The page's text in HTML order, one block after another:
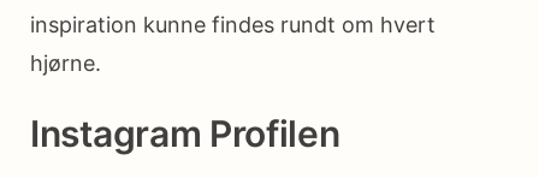
inspiration kunne findes rundt om hvert
hjørne.
Instagram Profilen